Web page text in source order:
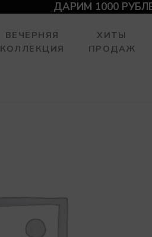
ДАРИМ 1000
ВЕЧЕРНЯЯ
КОЛЛЕКЦИЯ
ХИТЫ
ПРОДАЖ